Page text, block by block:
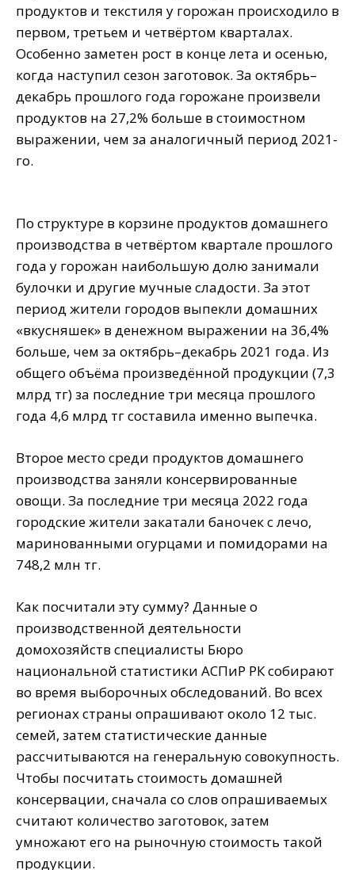
продуктов и текстиля у горожан происходило в
первом, третьем и четвёртом кварталах.
Особенно заметен рост в конце лета и осенью,
когда наступил сезон заготовок. За октябрь–
декабрь прошлого года горожане произвели
продуктов на 27,2% больше в стоимостном
выражении, чем за аналогичный период 2021-
го.
По структуре в корзине продуктов домашнего
производства в четвёртом квартале прошлого
года у горожан наибольшую долю занимали
булочки и другие мучные сладости. За этот
период жители городов выпекли домашних
«вкусняшек» в денежном выражении на 36,4%
больше, чем за октябрь–декабрь 2021 года. Из
общего объёма произведённой продукции (7,3
млрд тг) за последние три месяца прошлого
года 4,6 млрд тг составила именно выпечка.
Второе место среди продуктов домашнего
производства заняли консервированные
овощи. За последние три месяца 2022 года
городские жители закатали баночек с лечо,
маринованными огурцами и помидорами на
748,2 млн тг.
Как посчитали эту сумму? Данные о
производственной деятельности
домохозяйств специалисты Бюро
национальной статистики АСПиР РК собирают
во время выборочных обследований. Во всех
регионах страны опрашивают около 12 тыс.
семей, затем статистические данные
рассчитываются на генеральную совокупность.
Чтобы посчитать стоимость домашней
консервации, сначала со слов опрашиваемых
считают количество заготовок, затем
умножают его на рыночную стоимость такой
продукции.